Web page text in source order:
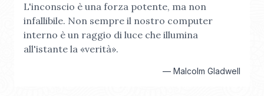
L'inconscio è una forza potente, ma non
infallibile. Non sempre il nostro computer
interno è un raggio di luce che illumina
all'istante la «verità».
— Malcolm Gladwell